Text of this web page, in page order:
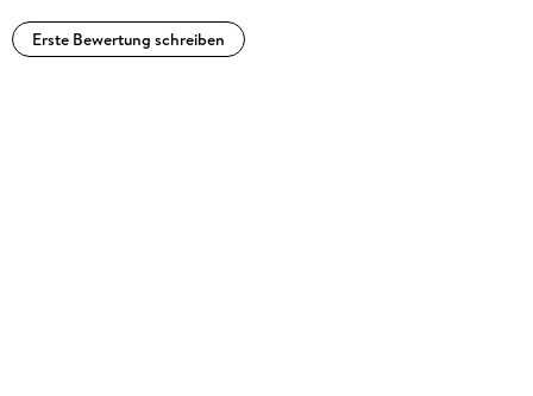
Erste Bewertung schreiben